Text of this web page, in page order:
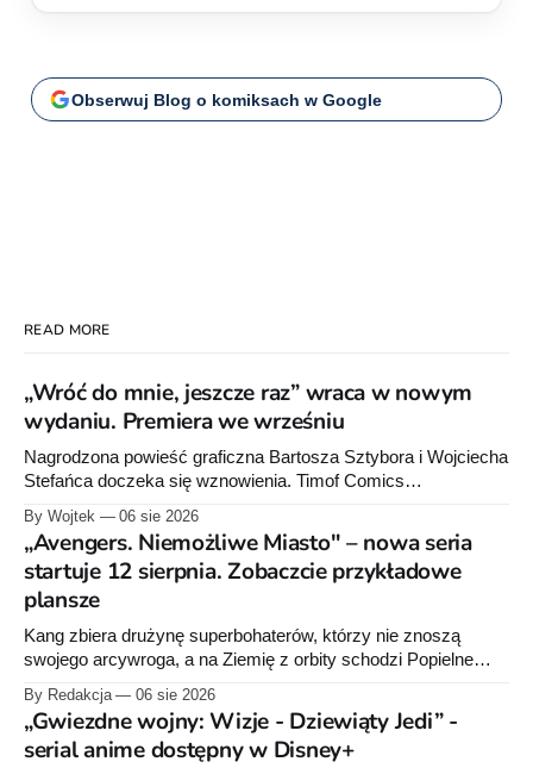
Obserwuj Blog o komiksach w Google
READ MORE
„Wróć do mnie, jeszcze raz” wraca w nowym
wydaniu. Premiera we wrześniu
Nagrodzona powieść graficzna Bartosza Sztybora i Wojciecha
Stefańca doczeka się wznowienia. Timof Comics
przygotowuje nową edycję albumu „Wróć do mnie, jeszcze
raz”, którego pierwsze wydanie ukazało się w 2015 roku.
By Wojtek 06 sie 2026
„Avengers. Niemożliwe Miasto" – nowa seria
startuje 12 sierpnia. Zobaczcie przykładowe
plansze
Kang zbiera drużynę superbohaterów, którzy nie znoszą
swojego arcywroga, a na Ziemię z orbity schodzi Popielne
Przymierze z królem Arturem na czele. Pierwszy tom nowej
serii Avengers autorstwa Jeda MacKaya trafia do sklepów 12
sierpnia. Rzućcie okiem na przykładowe plansze.
By Redakcja 06 sie 2026
„Gwiezdne wojny: Wizje - Dziewiąty Jedi” -
serial anime dostępny w Disney+